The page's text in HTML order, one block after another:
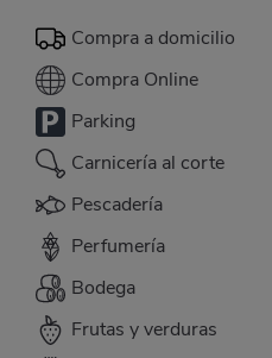
Compra a domicilio
Compra Online
Parking
Carnicería al corte
Pescadería
Perfumería
Bodega
Frutas y verduras